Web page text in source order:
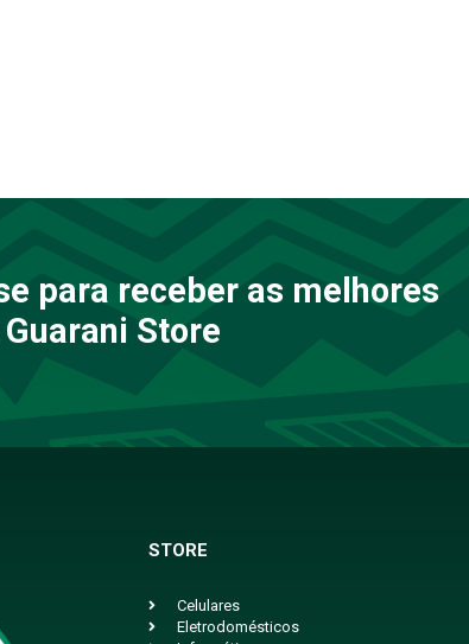
para receber as melhores
Store
STORE
Celulares
Eletrodomésticos